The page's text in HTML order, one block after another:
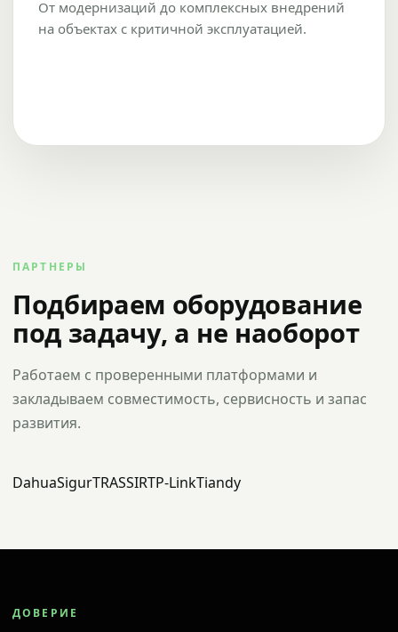
От модернизаций до комплексных внедрений
на объектах с критичной эксплуатацией.
ПАРТНЕРЫ
Подбираем оборудование
под задачу, а не наоборот
Работаем с проверенными платформами и
закладываем совместимость, сервисность и запас
развития.
DahuaSigurTRASSIRTP-LinkTiandy
ДОВЕРИЕ